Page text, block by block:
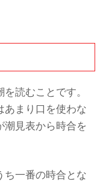
読むことです。
あまり口を使わな
潮見表から時合を
ち一番の時合とな